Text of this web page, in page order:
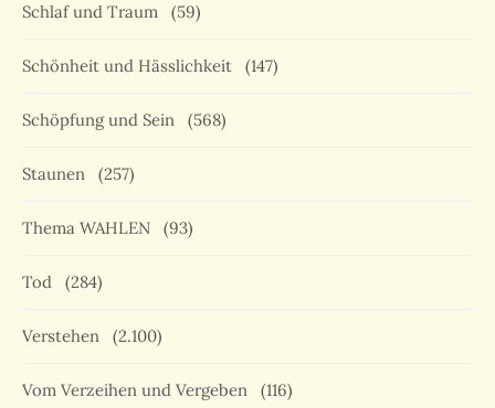
Schlaf und Traum (59)
Schönheit und Hässlichkeit (147)
Schöpfung und Sein (568)
Staunen (257)
Thema WAHLEN (93)
Tod (284)
Verstehen (2.100)
Vom Verzeihen und Vergeben (116)